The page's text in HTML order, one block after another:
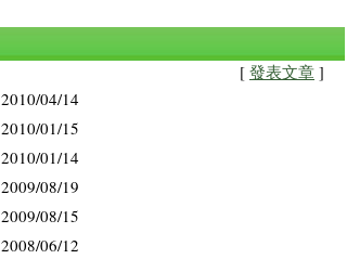
[ 發表文章 ]
2010/04/14
2010/01/15
2010/01/14
2009/08/19
2009/08/15
2008/06/12